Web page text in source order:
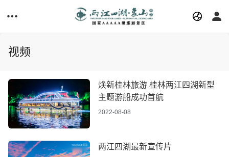
视频
焕新桂林旅游 桂林两江四湖新型
主题游船成功首航
2022-08-08
两江四湖最新宣传片